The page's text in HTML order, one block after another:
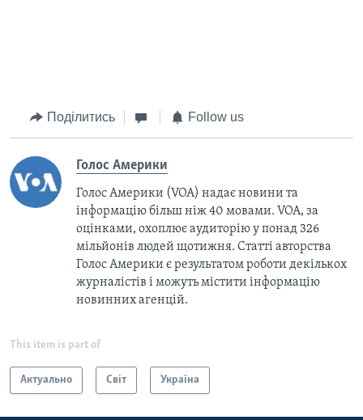
Поділитись Follow us
Голос Америки
Голос Америки (VOA) надає новини та
інформацію більш ніж 40 мовами. VOA, за
оцінками, охоплює аудиторію у понад 326
мільйонів людей щотижня. Статті авторства
Голос Америки є результатом роботи декількох
журналістів і можуть містити інформацію
новинних агенцій.
This item is part of
Актуально Світ Україна